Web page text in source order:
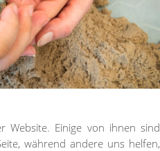
Website. Einige von ihnen sind
während andere uns helfen,